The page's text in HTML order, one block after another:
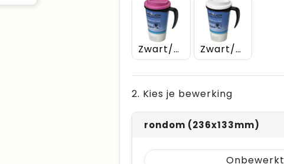
Zwart/Roze Zwart/Wit
2. Kies je bewerking
rondom (236x133mm)
Onbewerkt